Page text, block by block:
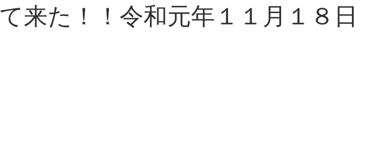
て来た！！令和元年１１月１８日